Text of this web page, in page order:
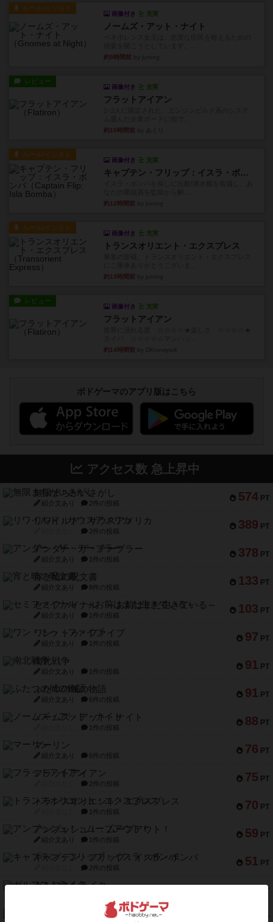
ルール/インスト
画像付き 充実
ノームズ・アット・ナイト
約9時間前
レビュー
画像付き 充実
フラットアイアン
約10時間前
ルール/インスト
画像付き 充実
キャプテン・フリップ：イスラ・ボンバ
約12時間前
ルール/インスト
画像付き 充実
トランスオリエント・エクスプレス
約13時間前
レビュー
画像付き 充実
フラットアイアン
約14時間前
ボドゲーマのアプリ版はこちら
アクセス数 急上昇中
574 PT
無限まちがいさがし
紹介文あり 2件の投稿
389 PT
リワイルド：サウスアメリカ
2件の投稿
378 PT
アンダー・ザ・テーブラー
紹介文あり 1件の投稿
133 PT
宵と暁の呪文書
紹介文あり 8件の投稿
103 PT
セミファイナル ～お前はまだ生きている～
紹介文あり 1件の投稿
97 PT
ワン・トゥ・ファイブ
紹介文あり 1件の投稿
91 PT
南北戦争
紹介文あり 1件の投稿
91 PT
ふたつの城の物語
紹介文あり 6件の投稿
88 PT
ノームズ・アット・ナイト
1件の投稿
76 PT
マーリン
紹介文あり 6件の投稿
75 PT
フラットアイアン
2件の投稿
70 PT
トランスオリエント・エクスプレス
1件の投稿
59 PT
アンブッシュ！：ムーブアウト！
紹介文あり 1件の投稿
51 PT
キャプテン・フリップ：イスラ・ボンバ
2件の投稿
46 PT
ガルフストライク
PT
エコーズ・オブ・タイム